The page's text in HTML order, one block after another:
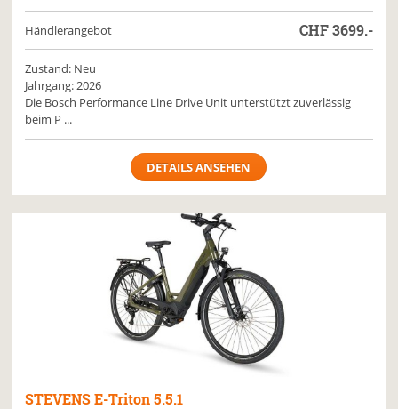
Händlerangebot CHF3699.-
Zustand: Neu
Jahrgang: 2026
Die Bosch Performance Line Drive Unit unterstützt zuverlässig
beim P ...
DETAILS ANSEHEN
STEVENS E-Triton 5.5.1